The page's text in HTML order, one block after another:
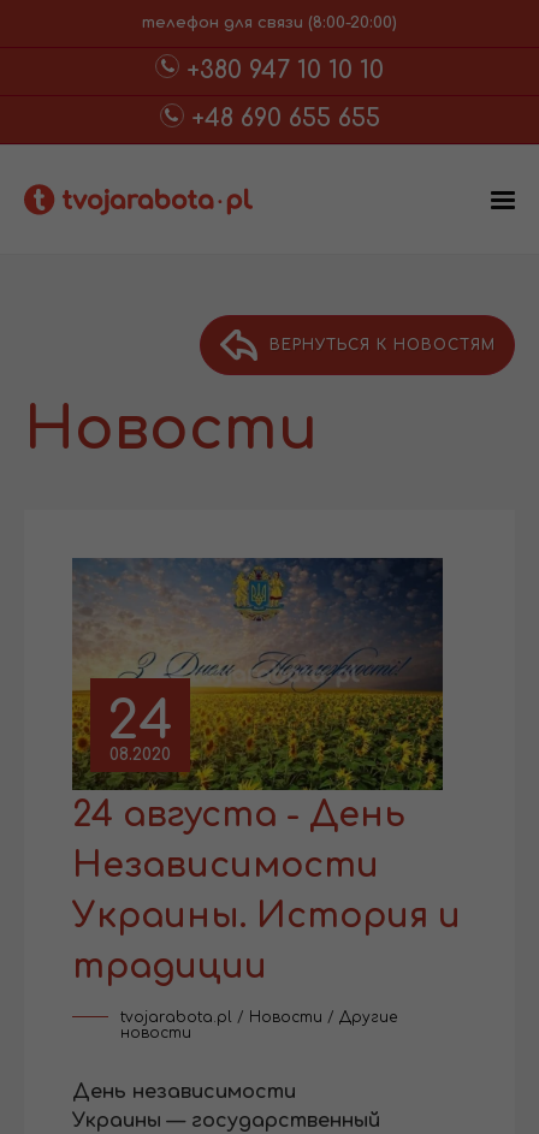
телефон для связи (8:00-20:00)
+380 947 10 10 10
+48 690 655 655
ВЕРНУТЬСЯ К НОВОСТЯМ
Новости
24
08.2020
24 августа - День
Независимости
Украины. История и
традиции
tvojarabota.pl / Новости / Другие
новости
День независимости
Украины — государственный